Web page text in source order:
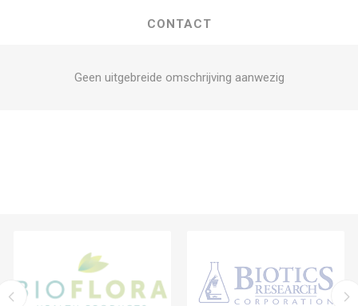
CONTACT
Geen uitgebreide omschrijving aanwezig